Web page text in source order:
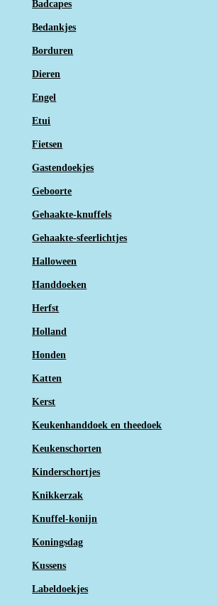
Badcapes
Bedankjes
Borduren
Dieren
Engel
Etui
Fietsen
Gastendoekjes
Geboorte
Gehaakte-knuffels
Gehaakte-sfeerlichtjes
Halloween
Handdoeken
Herfst
Holland
Honden
Katten
Kerst
Keukenhanddoek en theedoek
Keukenschorten
Kinderschortjes
Knikkerzak
Knuffel-konijn
Koningsdag
Kussens
Labeldoekjes